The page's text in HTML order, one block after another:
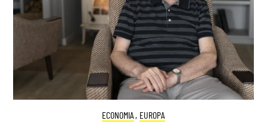
ECONOMIA , EUROPA